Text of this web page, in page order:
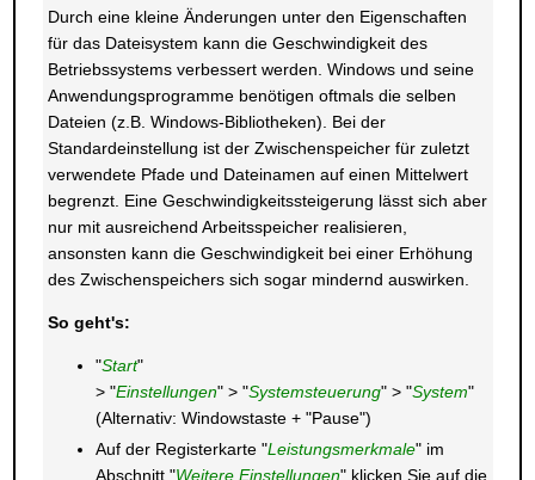
Durch eine kleine Änderungen unter den Eigenschaften
für das Dateisystem kann die Geschwindigkeit des
Betriebssystems verbessert werden. Windows und seine
Anwendungsprogramme benötigen oftmals die selben
Dateien (z.B. Windows-Bibliotheken). Bei der
Standardeinstellung ist der Zwischenspeicher für zuletzt
verwendete Pfade und Dateinamen auf einen Mittelwert
begrenzt. Eine Geschwindigkeitssteigerung lässt sich aber
nur mit ausreichend Arbeitsspeicher realisieren,
ansonsten kann die Geschwindigkeit bei einer Erhöhung
des Zwischenspeichers sich sogar mindernd auswirken.
So geht's:
"Start"
> "Einstellungen" > "Systemsteuerung" > "System"
(Alternativ: Windowstaste + "Pause")
Auf der Registerkarte "Leistungsmerkmale" im
Abschnitt "Weitere Einstellungen" klicken Sie auf die